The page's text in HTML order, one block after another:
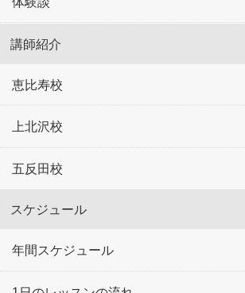
講師紹介
恵比寿校
上北沢校
五反田校
スケジュール
年間スケジュール